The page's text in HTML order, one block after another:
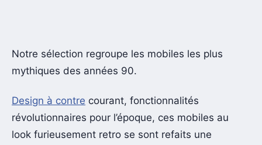
Notre sélection regroupe les mobiles les plus
mythiques des années 90.
Design à contre courant, fonctionnalités
révolutionnaires pour l’époque, ces mobiles au
look furieusement retro se sont refaits une